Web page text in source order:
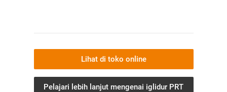
Lihat di toko online
Pelajari lebih lanjut mengenai iglidur PRT